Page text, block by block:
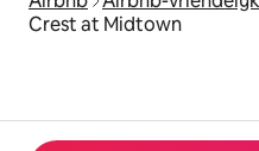
Crest at Midtown